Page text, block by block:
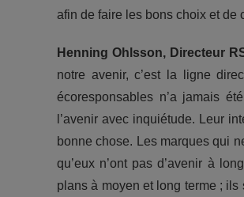
afin de faire les bons choix et de
Henning Ohlsson, Directeur
notre avenir, c’est la ligne
écoresponsables n’a jamais
l’avenir avec inquiétude. Leur
bonne chose. Les marques qui
qu’eux n’ont pas d’avenir à
plans à moyen et long terme ;